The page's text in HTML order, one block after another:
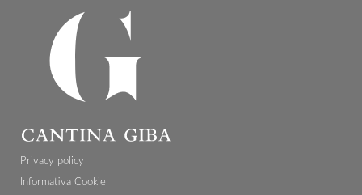
Privacy policy
Informativa Cookie